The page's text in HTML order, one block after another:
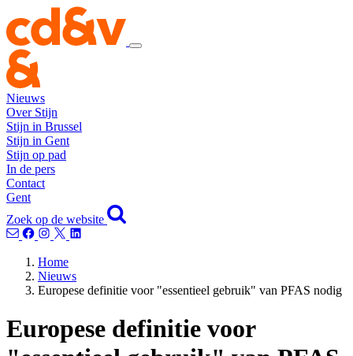
Nieuws
Over Stijn
Stijn in Brussel
Stijn in Gent
Stijn op pad
In de pers
Contact
Gent
Zoek op de website
Home
Nieuws
Europese definitie voor "essentieel gebruik" van PFAS nodig
Europese definitie voor